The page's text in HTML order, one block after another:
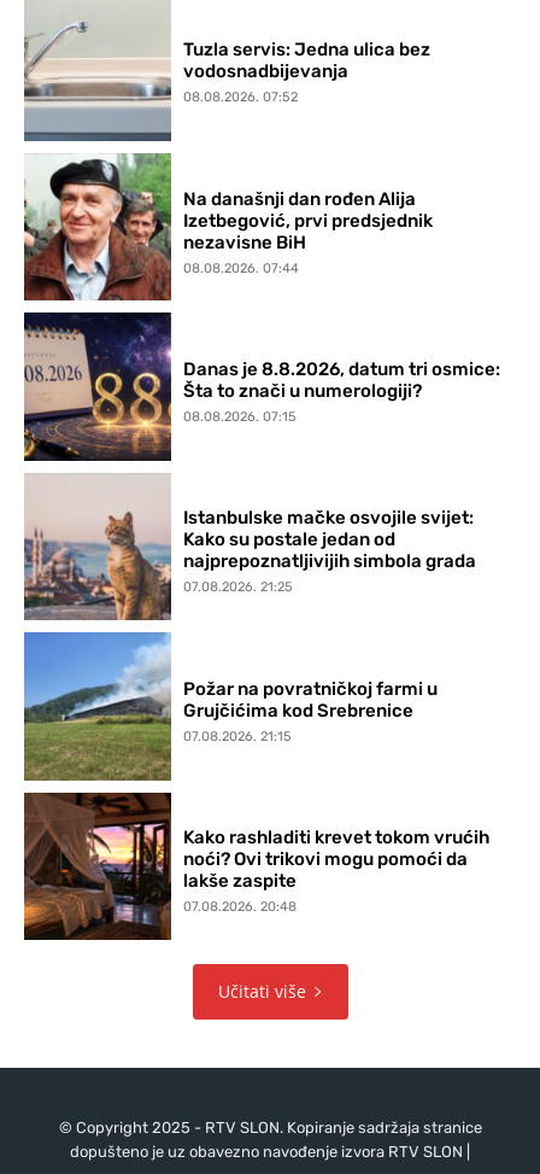
Tuzla servis: Jedna ulica bez
vodosnadbijevanja
08.08.2026. 07:52
Na današnji dan rođen Alija
Izetbegović, prvi predsjednik
nezavisne BiH
08.08.2026. 07:44
Danas je 8.8.2026, datum tri osmice:
Šta to znači u numerologiji?
08.08.2026. 07:15
Istanbulske mačke osvojile svijet:
Kako su postale jedan od
najprepoznatljivijih simbola grada
07.08.2026. 21:25
Požar na povratničkoj farmi u
Grujčićima kod Srebrenice
07.08.2026. 21:15
Kako rashladiti krevet tokom vrućih
noći? Ovi trikovi mogu pomoći da
lakše zaspite
07.08.2026. 20:48
Učitati više
© Copyright 2025 - RTV SLON. Kopiranje sadržaja stranice
dopušteno je uz obavezno navođenje izvora RTV SLON |